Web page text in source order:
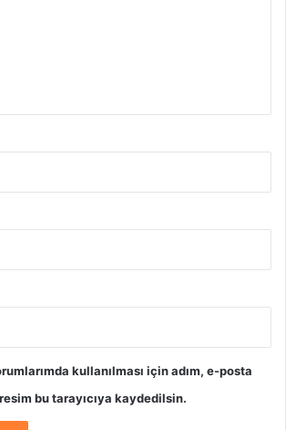
kullanılması için adım, e-posta
bu tarayıcıya kaydedilsin.